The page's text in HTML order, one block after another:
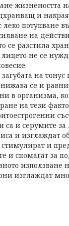
жизнеността
и
потупване
на
се разстила
не се
на
се и
в организма,
на тези
и серумите за
и изглаждат
и
и спомагат за
използване
изглаждат